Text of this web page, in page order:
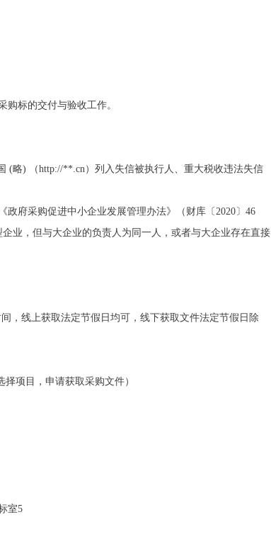
购标的交付与验收工作。
(略) （http://**.cn）列入失信被执行人、重大税收违法失信
府采购促进中小企业发展管理办法》（财库〔2020〕46
业，但与大企业的负责人为同一人，或者与大企业存在直接
间，线上获取法定节假日均可，线下获取文件法定节假日除
项目，申请获取采购文件）
室5